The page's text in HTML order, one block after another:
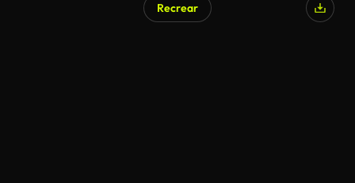
Recrear